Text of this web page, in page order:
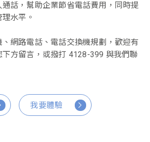
話，幫助企業節省電話費用，同時提
水平。
網路電話、電話交換機規劃，歡迎有
方留言，或撥打 4128-399 與我們聯
我要體驗